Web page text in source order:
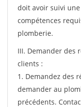
doit avoir suivi
compétences
plomberie.
III. Demander des
clients :
1. Demandez des
demander au
précédents.